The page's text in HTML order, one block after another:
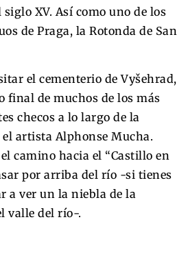
XV. Así como uno de los
de Praga, la Rotonda de San
el cementerio de Vyšehrad,
final de muchos de los más
checos a lo largo de la
artista Alphonse Mucha.
camino hacia el “Castillo en
por arriba del río -si tienes
a ver un la niebla de la
valle del río-.